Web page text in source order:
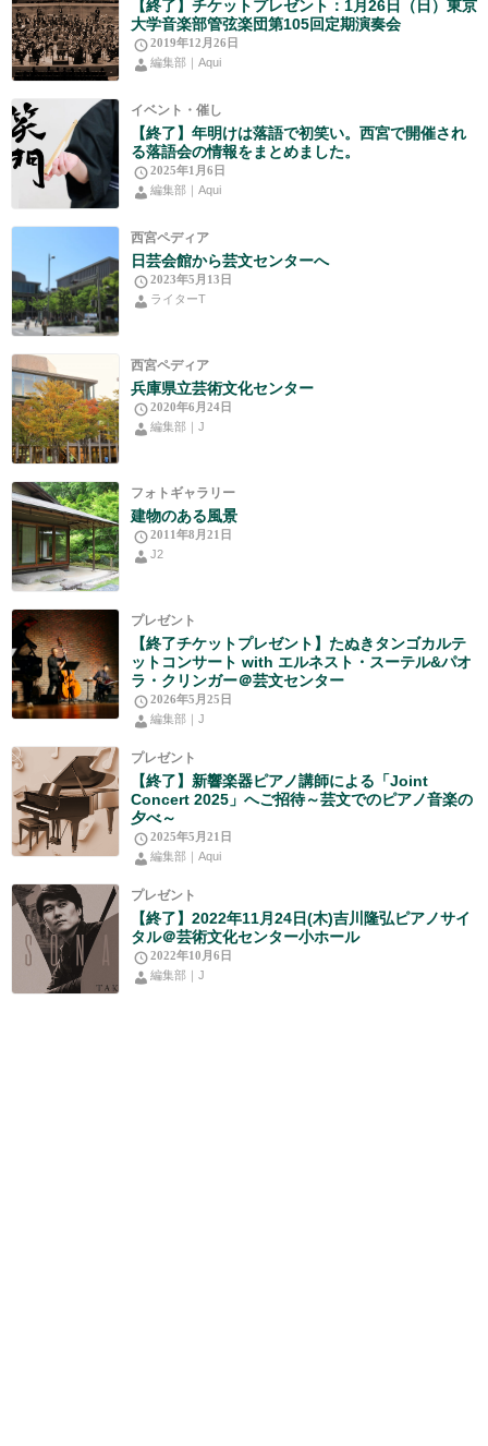
【終了】チケットプレゼント：1月26日（日）東京
大学音楽部管弦楽団第105回定期演奏会
2019年12月26日
編集部｜Aqui
イベント・催し
【終了】年明けは落語で初笑い。西宮で開催され
る落語会の情報をまとめました。
2025年1月6日
編集部｜Aqui
西宮ペディア
日芸会館から芸文センターへ
2023年5月13日
ライターT
西宮ペディア
兵庫県立芸術文化センター
2020年6月24日
編集部｜J
フォトギャラリー
建物のある風景
2011年8月21日
J2
プレゼント
【終了チケットプレゼント】たぬきタンゴカルテ
ットコンサート with エルネスト・スーテル&パオ
ラ・クリンガー＠芸文センター
2026年5月25日
編集部｜J
プレゼント
【終了】新響楽器ピアノ講師による「Joint
Concert 2025」へご招待～芸文でのピアノ音楽の
夕べ～
2025年5月21日
編集部｜Aqui
プレゼント
【終了】2022年11月24日(木)吉川隆弘ピアノサイ
タル＠芸術文化センター小ホール
2022年10月6日
編集部｜J